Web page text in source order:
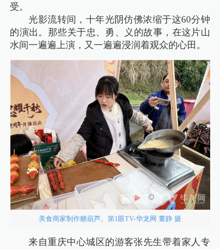
受。
光影流转间，十年光阴仿佛浓缩于这60分钟
的演出。那些关于忠、勇、义的故事，在这片山
水间一遍遍上演，又一遍遍浸润着观众的心田。
美食商家制作糖葫芦。第1眼TV-华龙网 董静 摄
来自重庆中心城区的游客张先生带着家人专